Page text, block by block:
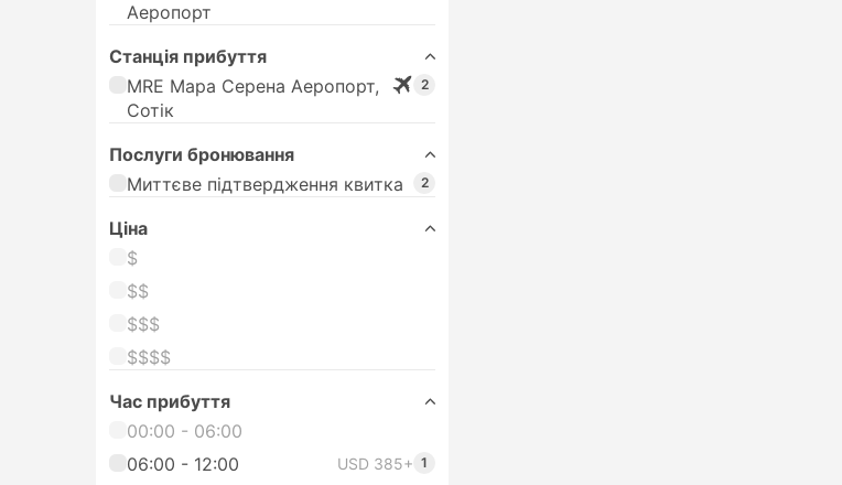
Аеропорт
Станція прибуття
MRE Мара Серена Аеропорт,
Сотік
2
Послуги бронювання
Миттєве підтвердження квитка
2
Цiна
$
$$
$$$
$$$$
Час прибуття
00:00 - 06:00
06:00 - 12:00
USD 385+ 1